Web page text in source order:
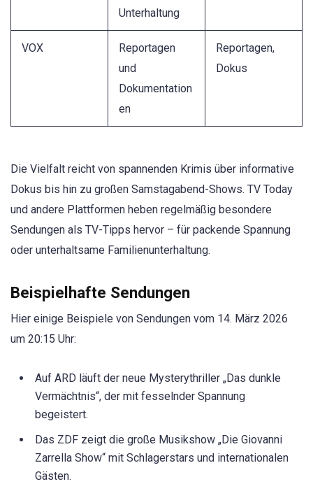
Unterhaltung
VOX
Reportagen
und
Dokumentation
en
Reportagen,
Dokus
Die Vielfalt reicht von spannenden Krimis über informative
Dokus bis hin zu großen Samstagabend-Shows. TV Today
und andere Plattformen heben regelmäßig besondere
Sendungen als TV-Tipps hervor – für packende Spannung
oder unterhaltsame Familienunterhaltung.
Beispielhafte Sendungen
Hier einige Beispiele von Sendungen vom 14. März 2026
um 20:15 Uhr:
Auf ARD läuft der neue Mysterythriller „Das dunkle
Vermächtnis“, der mit fesselnder Spannung
begeistert.
Das ZDF zeigt die große Musikshow „Die Giovanni
Zarrella Show“ mit Schlagerstars und internationalen
Gästen.